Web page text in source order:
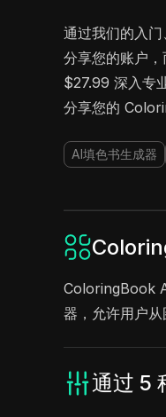
通过我们的入
分享您的账户
$27.99 深入专
分享您的
AI填色书生成器
ColoringBook
器，允许用户从
通过 5